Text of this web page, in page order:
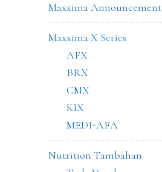
Maxxima Announcement
Maxxima X Series
AFX
BRX
CMX
KIX
MEDI-AFA
Nutrition Tambahan